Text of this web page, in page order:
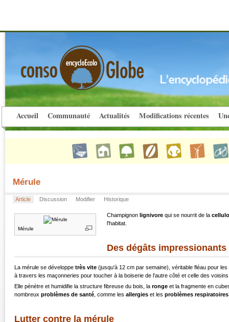
Accueil Communauté Actualités Modifications récentes
Mérule
Article Discussion Modifier Historique
Mérule
Champignon lignivorequi se nourrit de la
l'habitat.
Des dégâts impressionants
La mérule se développe très vite (jusqu'à 12 cm par semaine), véritable fléau pour
à travers les maçonneries pour toucher à la boiserie de l'autre côté et celle des
Elle pénètre et humidifie la structure fibreuse du bois, la ronge et la fragmente en
nombreux problèmes de santé, comme les allergies et les problèmes respiratoires
Lutter contre la mérule